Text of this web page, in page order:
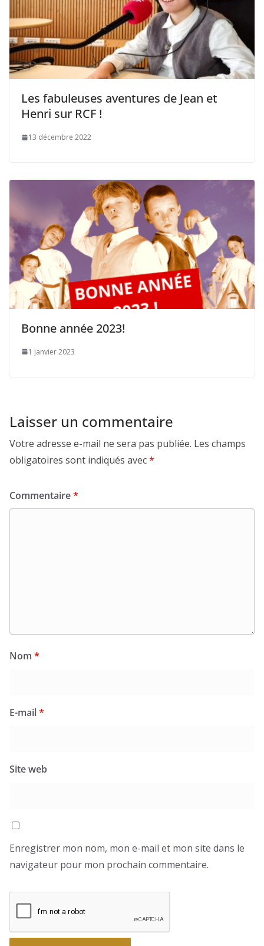
Les fabuleuses aventures de Jean et
Henri sur RCF !
13 décembre 2022
Bonne année 2023!
1 janvier 2023
Laisser un commentaire
Votre adresse e-mail ne sera pas publiée. Les champs
obligatoires sont indiqués avec*
Commentaire*
Nom *
E-mail*
Site web
Enregistrer mon nom, mon e-mail et mon site dans le
navigateur pour mon prochain commentaire.